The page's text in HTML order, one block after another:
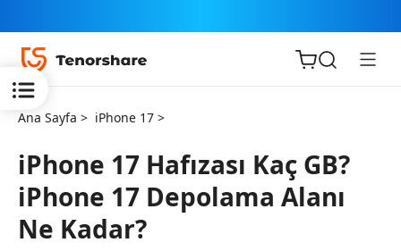
iOS için
ReiBoot
Ana Sayfa > iPhone 17 >
iPhone 17 Hafızası Kaç GB?
iPhone 17 Depolama Alanı
Ne Kadar?